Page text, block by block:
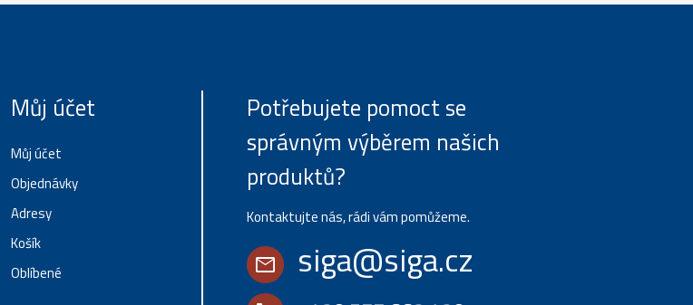
Můj účet
Můj účet
Objednávky
Adresy
Košík
Oblíbené
Potřebujete pomoct se
správným výběrem našich
produktů?
Kontaktujte nás, rádi vám pomůžeme.
mail siga@siga.cz